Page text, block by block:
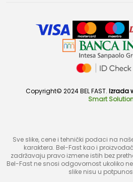
Copyright© 2024 BEL FAST. Izrada
Smart
Sve slike, cene i tehnički podaci na
karaktera. Bel-Fast kao i
zadržavaju pravo izmene istih bez
Bel-Fast ne snosi odgovornost ukoliko
slike nisu u